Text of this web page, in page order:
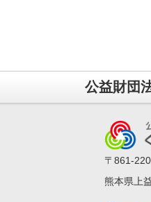
公益財団
〒861-
熊本県上